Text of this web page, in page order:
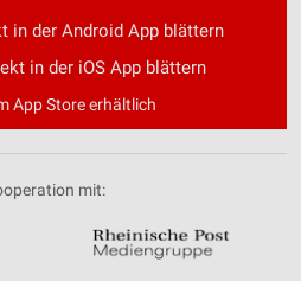
in der Android App blättern
in der iOS App blättern
App Store erhältlich
mit: